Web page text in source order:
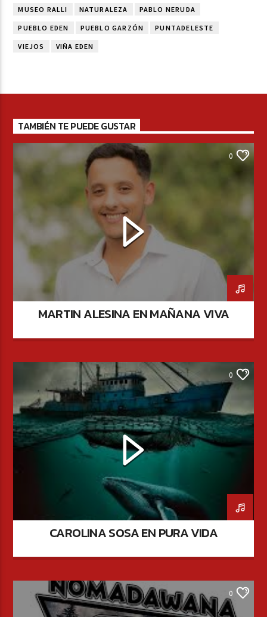
MUSEO RALLI NATURALEZA PABLO NERUDA
PUEBLO EDEN PUEBLO GARZÓN PUNTADELESTE
VIEJOS VIÑA EDEN
TAMBIÉN TE PUEDE GUSTAR
0
MARTIN ALESINA EN MAÑANA VIVA
0
CAROLINA SOSA EN PURA VIDA
0